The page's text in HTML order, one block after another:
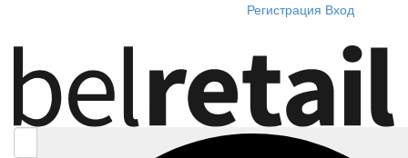
Регистрация Вход